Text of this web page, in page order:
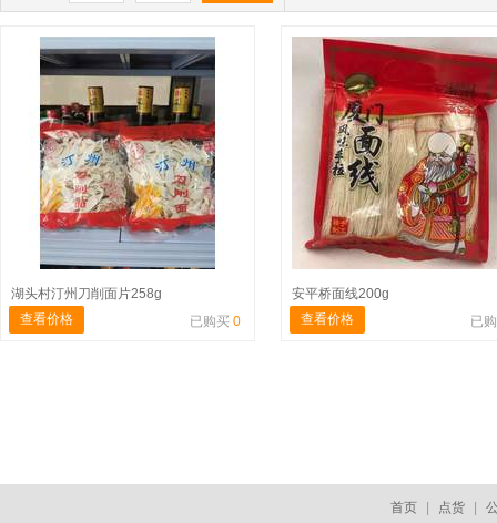
湖头村汀州刀削面片258g
查看价格
已购买 0
安平桥面线200g
查看价格
已
首页 点货